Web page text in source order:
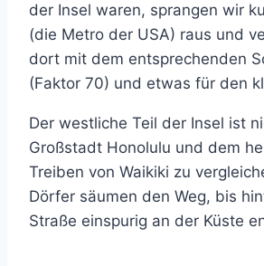
der Insel waren, sprangen wir
(die Metro der USA) raus und
dort mit dem entsprechenden
(Faktor 70) und etwas für den
Der westliche Teil der Insel ist
Großstadt Honolulu und dem
Treiben von Waikiki zu
Dörfer säumen den Weg, bis
Straße einspurig an der Küste